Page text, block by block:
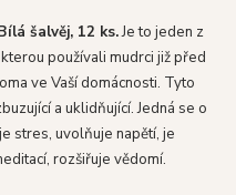
šalvěj, 12 ks.Je to jeden z
používali mudrci již před
ve Vaší domácnosti. Tyto
a uklidňující. Jedná se o
stres, uvolňuje napětí, je
rozšiřuje vědomí.